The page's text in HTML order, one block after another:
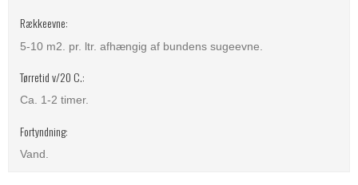
Rækkeevne:
5-10 m2. pr. ltr. afhængig af bundens sugeevne.
Tørretid v/20 C.:
Ca. 1-2 timer.
Fortyndning:
Vand.